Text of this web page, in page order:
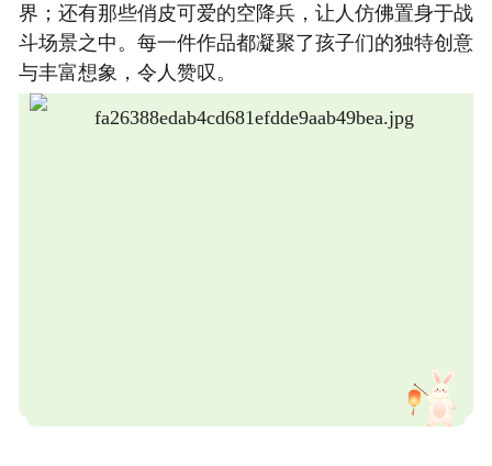
界；还有那些俏皮可爱的空降兵，让人仿佛置身于战
斗场景之中。每一件作品都凝聚了孩子们的独特创意
与丰富想象，令人赞叹。